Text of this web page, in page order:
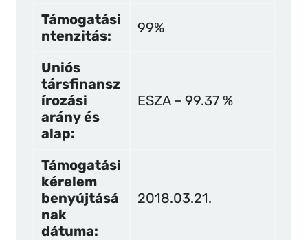
Támogatási
ntenzitás:
99%
Uniós
társfinansz
írozási
arány és
alap:
ESZA – 99.37 %
Támogatási
kérelem
benyújtásá
nak
dátuma:
2018.03.21.